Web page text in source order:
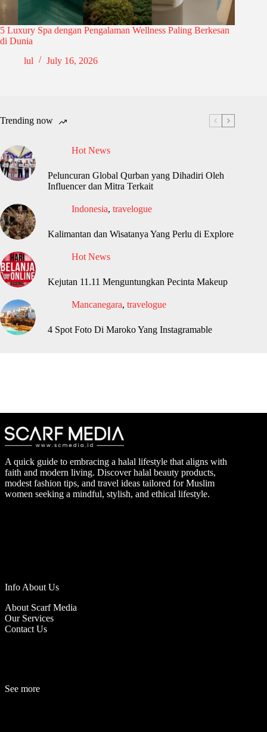
5 Luxury Spa dengan Pengalaman Wellness Paling Berkesan
di Dunia
lul
July 16, 2026
Trending now
Hot News
Peluncuran Global Qurban yang Dihadiri Oleh
Influencer dan Mitra Terkait
Indonesia, travelogue
Kalimantan dan Wisatanya Yang Perlu di Explore
Hot News
Kejutan 11.11 Menguntungkan Pecinta Makeup
Mancanegara, travelogue
4 Spot Foto Di Maroko Yang Instagramable
A quick guide to embracing a halal lifestyle that aligns with
faith and modern living. Discover halal beauty products,
modest fashion tips, and travel ideas tailored for Muslim
women seeking a mindful, stylish, and ethical lifestyle.
Info About Us
About Scarf Media
Our Services
Contact Us
See more